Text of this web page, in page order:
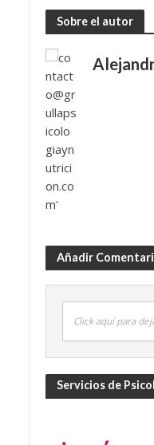
Sobre el autor
Añadir
Click aquí para
Servicios de